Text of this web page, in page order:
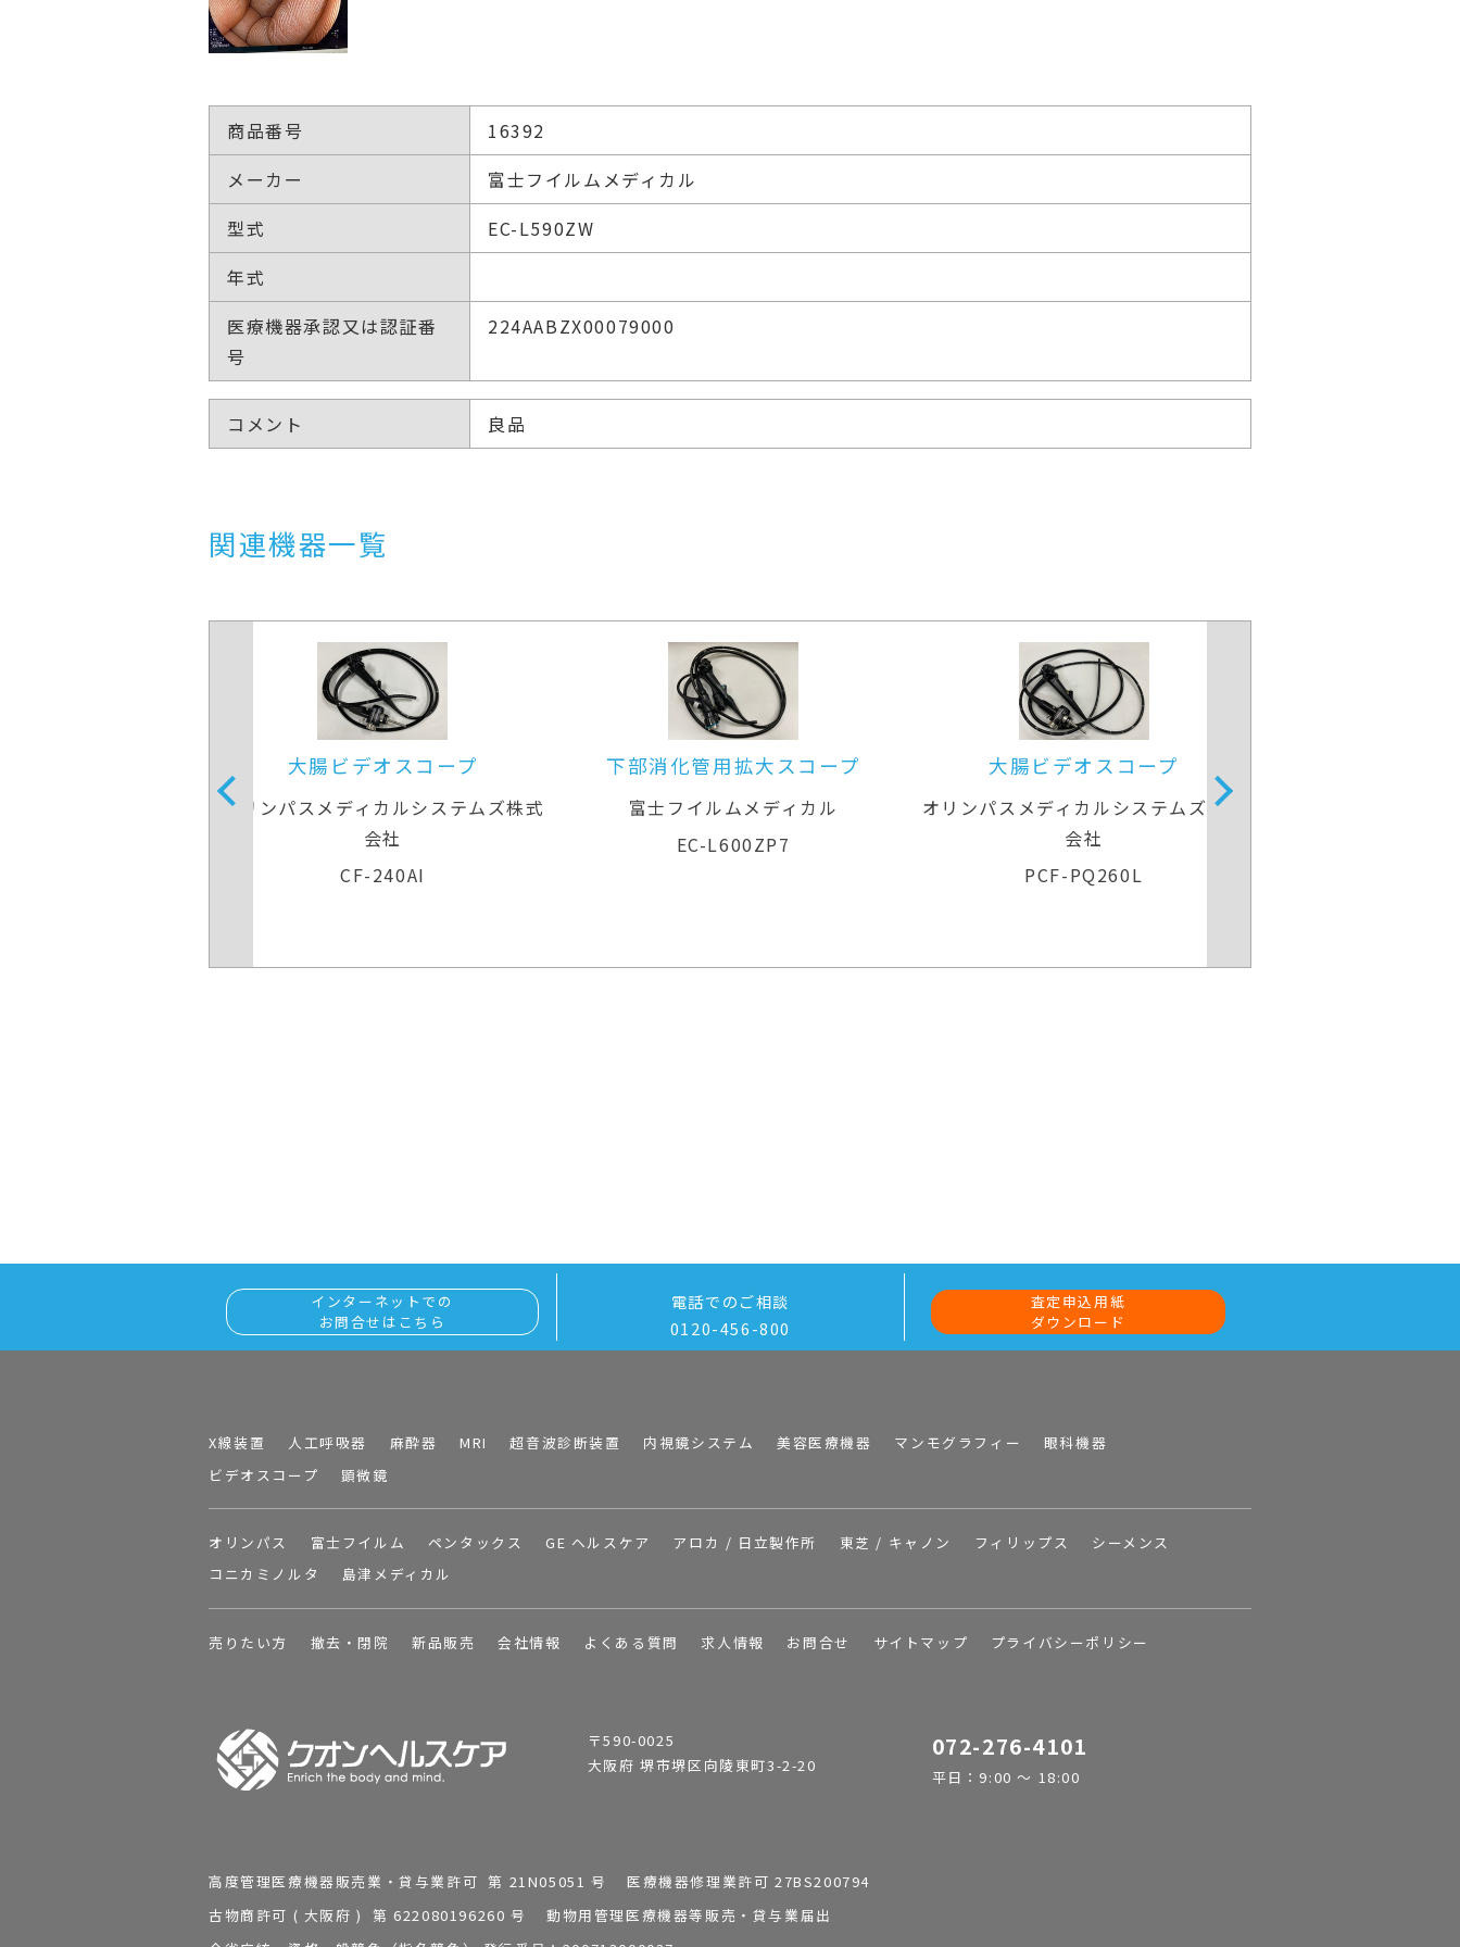
商品番号
16392
メーカー
富士フイルムメディカル
型式
EC-L590ZW
年式
医療機器承認又は認証番
号
224AABZX00079000
コメント 良品
関連機器一覧
大腸ビデオスコープ
オリンパスメディカルシステムズ株式
会社
CF-240AI
下部消化管用拡大スコープ
富士フイルムメディカル
EC-L600ZP7
大腸ビデオスコープ
オリンパスメディカルシステムズ株式
会社
PCF-PQ260L
インターネットでの
お問合せはこちら
電話でのご相談
0120-456-800
査定申込用紙
ダウンロード
X線装置 人工呼吸器 麻酔器 MRI 超音波診断装置 内視鏡システム 美容医療機器 マンモグラフィー
眼科機器
ビデオスコープ
顕微鏡
オリンパス 富士フイルム ペンタックス GE ヘルスケア アロカ / 日立製作所 東芝 / キャノン フィリップス
シーメンス
コニカミノルタ
島津メディカル
売りたい方 撤去・閉院 新品販売 会社情報 よくある質問 求人情報 お問合せ サイトマップ プライバシーポリシー
〒590-0025
大阪府 堺市堺区向陵東町3-2-20
072-276-4101
平日：9:00 ～ 18:00
高度管理医療機器販売業・貸与業許可 第 21N05051 号 医療機器修理業許可 27BS200794
古物商許可 ( 大阪府 ) 第 622080196260 号 動物用管理医療機器等販売・貸与業届出